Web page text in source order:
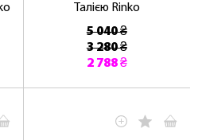
Талією Rinko
5 040 ₴
3 280 ₴
2 788 ₴